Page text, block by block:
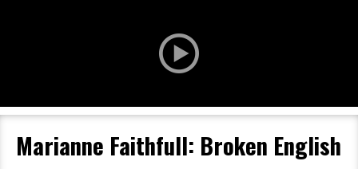
Marianne Faithfull: Broken English